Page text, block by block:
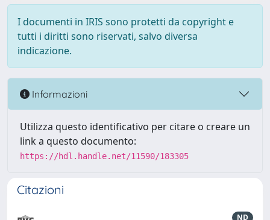
I documenti in IRIS sono protetti da copyright e
tutti i diritti sono riservati, salvo diversa
indicazione.
Informazioni
Utilizza questo identificativo per citare o creare un
link a questo documento:
https://hdl.handle.net/11590/183305
Citazioni
ND